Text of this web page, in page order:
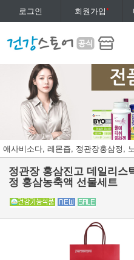
로그인 회원가입*
애사비소다, 레몬즙, 정관장홍삼정,
정관장 홍삼진고 데일리스
정 홍삼농축액 선물세트